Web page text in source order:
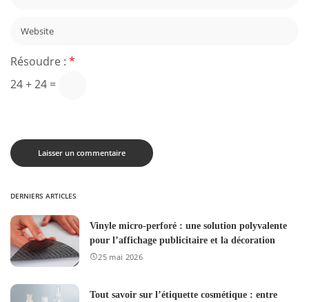
Résoudre : *
24 + 24 =
DERNIERS ARTICLES
Vinyle micro-perforé : une solution polyvalente
pour l’affichage publicitaire et la décoration
25 mai 2026
Tout savoir sur l’étiquette cosmétique : entre